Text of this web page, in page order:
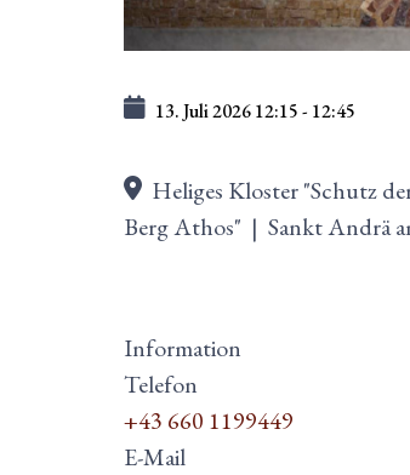
13. Juli 202612:15- 12:45
Heliges Kloster "Schutz
Berg Athos" | Sankt Andrä
Information
Telefon
+43 660 1199449
E-Mail